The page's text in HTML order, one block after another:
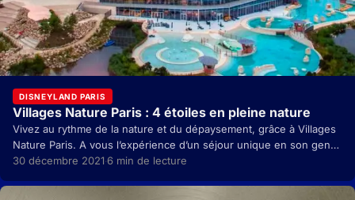
DISNEYLAND PARIS
Villages Nature Paris : 4 étoiles en pleine nature
Vivez au rythme de la nature et du dépaysement, grâce à Villages
Nature Paris. A vous l’expérience d’un séjour unique en son genre
! Envie…
30 décembre 2021·6 min de lecture